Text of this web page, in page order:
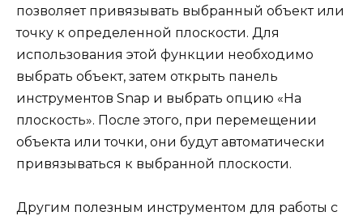
позволяет привязывать выбранный объект или
точку к определенной плоскости. Для
использования этой функции необходимо
выбрать объект, затем открыть панель
инструментов Snap и выбрать опцию «На
плоскость». После этого, при перемещении
объекта или точки, они будут автоматически
привязываться к выбранной плоскости.
Другим полезным инструментом для работы с